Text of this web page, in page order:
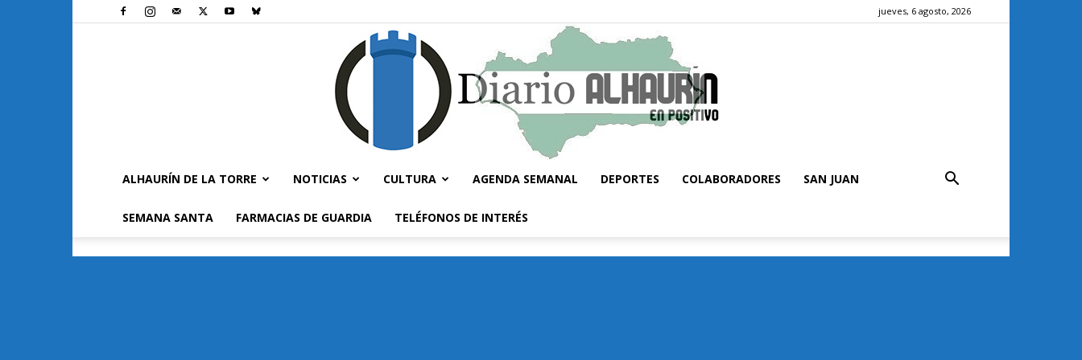
jueves, 6 agosto, 2026
ALHAURÍN DE LA TORRE NOTICIAS CULTURA AGENDA SEMANAL DEPORTES COLABORADORES SAN JUAN
SEMANA SANTA FARMACIAS DE GUARDIA TELÉFONOS DE INTERÉS